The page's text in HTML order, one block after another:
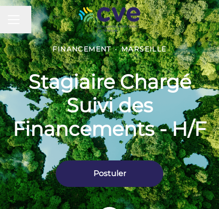
MENU CARRIÈRE
Changer la langue
FINANCEMENT · MARSEILLE
Stagiaire Chargé
Suivi des
Financements - H/F
Postuler